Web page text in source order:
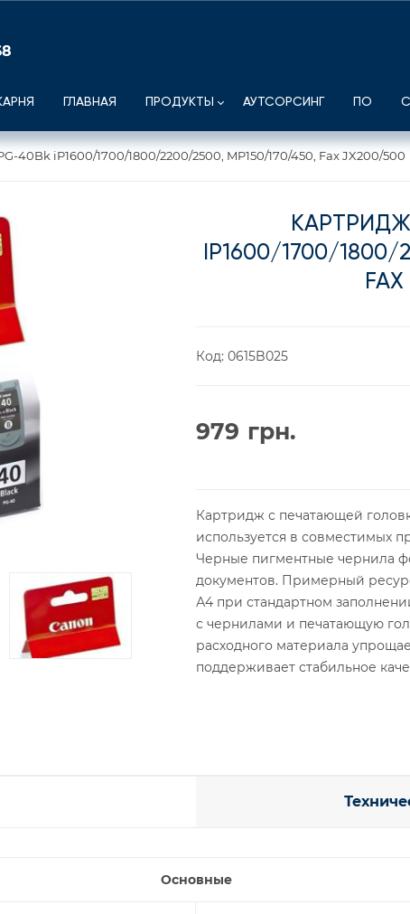
ГЛАВНАЯ ПРОДУКТЫ АУТСОРСИНГ ПО
40Bk iP1600/1700/1800/2200/2500, MP150/170/450, Fax JX200/500
КАРТРИДЖ
IP1600/1700/1800/
Код: 0615B025
979 грн.
Картридж с печатающей
используется в совместимых
Черные пигментные чернила
документов. Примерный
А4 при стандартном
с чернилами и печатающую
расходного материала
поддерживает стабильное
Основные